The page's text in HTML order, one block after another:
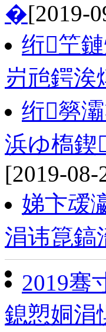
�[2019-
绗笁
岃兘鍔涘
绗簩
浜ゆ槗鍥
[2019-08-
娣卞叆
涓讳箟
2019骞
鎴愬姛涓